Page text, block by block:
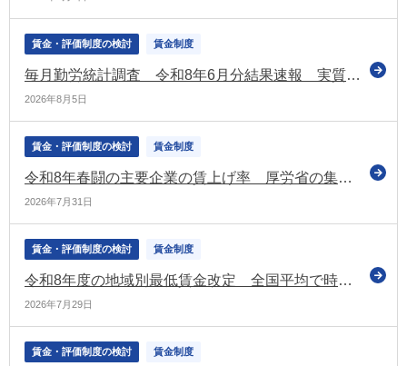
賃金・評価制度の検討 賃金制度
毎月勤労統計調査 令和8年6月分結果速報 実質賃金1.6％増 6か月連続プラス
2026年8月5日
賃金・評価制度の検討 賃金制度
令和8年春闘の主要企業の賃上げ率 厚労省の集計では「5.18％」 昨年の水準を下回るも3年連続で5％台（厚労省）
2026年7月31日
賃金・評価制度の検討 賃金制度
令和8年度の地域別最低賃金改定 全国平均で時給1,176円となる目安を決定 上昇額は55円（昨年度を下回る）
2026年7月29日
賃金・評価制度の検討 賃金制度